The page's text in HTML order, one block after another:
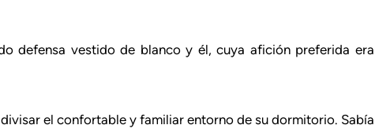
defensa vestido de blanco y él, cuya afición preferida era
el confortable y familiar entorno de su dormitorio. Sabía